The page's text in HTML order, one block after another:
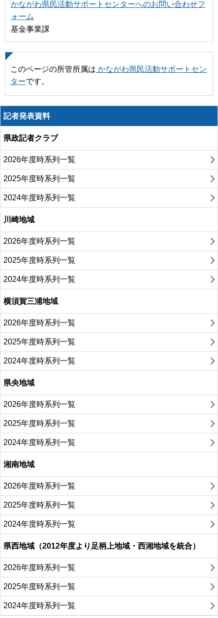
かながわ県民活動サポートセンターへのお問い合わせフ
ォーム
基金事業課
このページの所管所属は かながわ県民活動サポートセン
ターです。
記者発表資料
県政記者クラブ
2026年度時系列一覧
2025年度時系列一覧
2024年度時系列一覧
川崎地域
2026年度時系列一覧
2025年度時系列一覧
2024年度時系列一覧
横須賀三浦地域
2026年度時系列一覧
2025年度時系列一覧
2024年度時系列一覧
県央地域
2026年度時系列一覧
2025年度時系列一覧
2024年度時系列一覧
湘南地域
2026年度時系列一覧
2025年度時系列一覧
2024年度時系列一覧
県西地域（2012年度より足柄上地域・西湘地域を統合）
2026年度時系列一覧
2025年度時系列一覧
2024年度時系列一覧